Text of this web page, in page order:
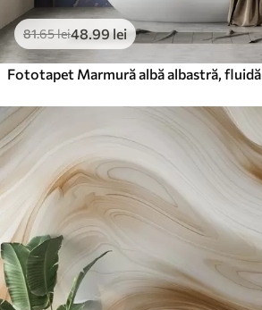
81.65lei48.99lei
Fototapet Marmură albă albastră, fluidă